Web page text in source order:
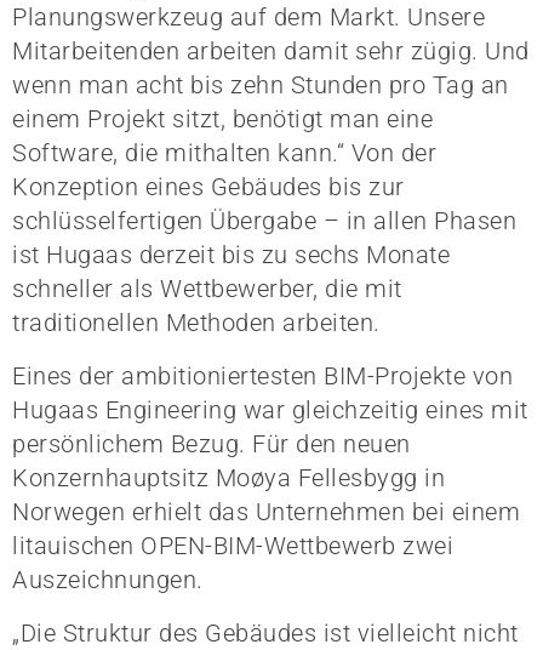
Planungswerkzeug auf dem Markt. Unsere
Mitarbeitenden arbeiten damit sehr zügig. Und
wenn man acht bis zehn Stunden pro Tag an
einem Projekt sitzt, benötigt man eine
Software, die mithalten kann.“ Von der
Konzeption eines Gebäudes bis zur
schlüsselfertigen Übergabe – in allen Phasen
ist Hugaas derzeit bis zu sechs Monate
schneller als Wettbewerber, die mit
traditionellen Methoden arbeiten.
Eines der ambitioniertesten BIM-Projekte von
Hugaas Engineering war gleichzeitig eines mit
persönlichem Bezug. Für den neuen
Konzernhauptsitz Moøya Fellesbygg in
Norwegen erhielt das Unternehmen bei einem
litauischen OPEN-BIM-Wettbewerb zwei
Auszeichnungen.
„Die Struktur des Gebäudes ist vielleicht nicht